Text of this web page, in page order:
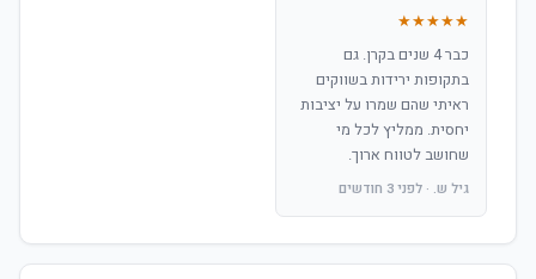
★★★★★
כבר 4 שנים בקרן. גם
בתקופות ירידות בשווקים
ראיתי שהם שמרו על יציבות
יחסית. ממליץ לכל מי
שחושב לטווח ארוך.
גיל ש. · לפני 3 חודשים